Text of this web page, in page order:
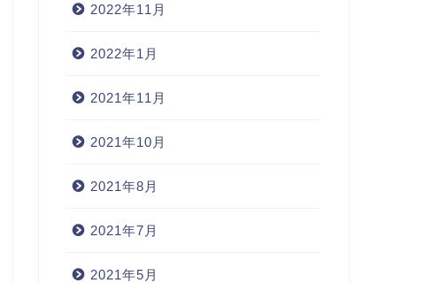
2022年11月
2022年1月
2021年11月
2021年10月
2021年8月
2021年7月
2021年5月